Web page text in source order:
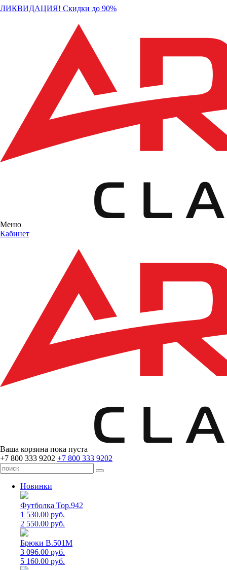
ЛИКВИДАЦИЯ! Скидки до 90%
Меню
Кабинет
Ваша корзина пока пуста
+7 800 333 9202 +7 800 333 9202
Новинки
Футболка Top.942
1 530.00 руб.
2 550.00 руб.
Брюки B.501M
3 096.00 руб.
5 160.00 руб.